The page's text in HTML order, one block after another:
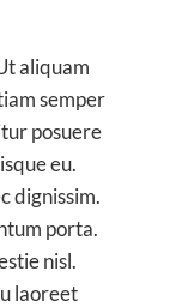
aliquam
semper
posuere
eu.
dignissim.
porta.
nisl.
laoreet